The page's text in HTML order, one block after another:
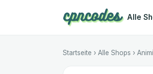
Alle
Startseite › Alle Shops ›